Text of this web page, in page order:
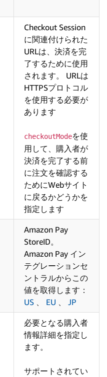
Checkout Session
に関連付けられた
URLは、決済を完
了するために使用
されます。 URLは
HTTPSプロトコル
を使用する必要が
あります
checkoutModeを使
用して、購入者が
決済を完了する前
に注文を確認する
ためにWebサイト
に戻るかどうかを
指定します
Amazon Pay
StoreID。
Amazon Pay イン
テグレーションセ
ントラルからこの
値を取得します：
US
EU JP
必要となる購入者
情報詳細を指定し
ます。
サポートされてい